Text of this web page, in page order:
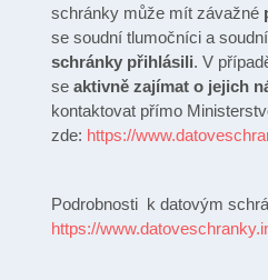
schránky může mít závažné
se soudní tlumočníci a
schránky přihlásili. V
se aktivně zajímat o jejich
kontaktovat přímo
zde: https://
Podrobnosti k datovým
https://